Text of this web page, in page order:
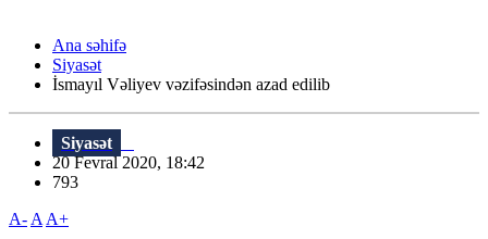
Ana səhifə
Siyasət
İsmayıl Vəliyev vəzifəsindən azad edilib
Siyasət
20 Fevral 2020, 18:42
793
A- A A+